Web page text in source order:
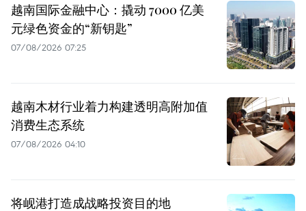
越南国际金融中心：撬动 7000 亿美
元绿色资金的“新钥匙”
07/08/2026 07:25
越南木材行业着力构建透明高附加值
消费生态系统
07/08/2026 04:10
将岘港打造成战略投资目的地